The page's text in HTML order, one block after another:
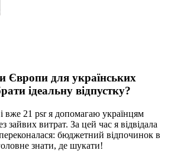
Європи для українських
ідеальну відпустку?
вже 21 рsr я допомагаю українцям
зайвих витрат. За цей час я відвідала
бюджетний відпочинок в
знати, де шукати!